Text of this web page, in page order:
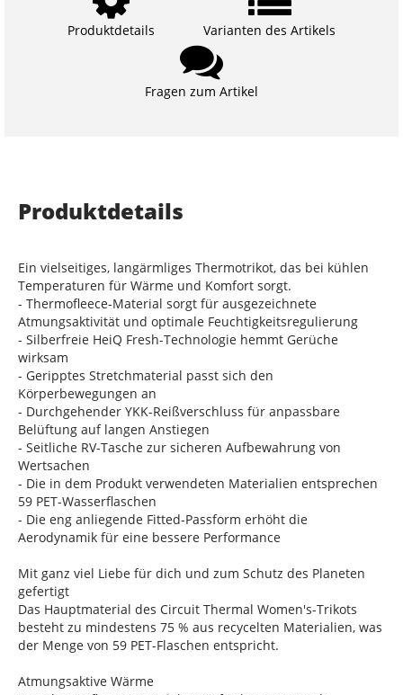
Produktdetails Varianten des Artikels
Fragen zum Artikel
Produktdetails
Ein vielseitiges, langärmliges Thermotrikot, das bei kühlen
Temperaturen für Wärme und Komfort sorgt.
- Thermofleece-Material sorgt für ausgezeichnete
Atmungsaktivität und optimale Feuchtigkeitsregulierung
- Silberfreie HeiQ Fresh-Technologie hemmt Gerüche
wirksam
- Geripptes Stretchmaterial passt sich den
Körperbewegungen an
- Durchgehender YKK-Reißverschluss für anpassbare
Belüftung auf langen Anstiegen
- Seitliche RV-Tasche zur sicheren Aufbewahrung von
Wertsachen
- Die in dem Produkt verwendeten Materialien entsprechen
59 PET-Wasserflaschen
- Die eng anliegende Fitted-Passform erhöht die
Aerodynamik für eine bessere Performance
Mit ganz viel Liebe für dich und zum Schutz des Planeten
gefertigt
Das Hauptmaterial des Circuit Thermal Women's-Trikots
besteht zu mindestens 75 % aus recycelten Materialien, was
der Menge von 59 PET-Flaschen entspricht.
Atmungsaktive Wärme